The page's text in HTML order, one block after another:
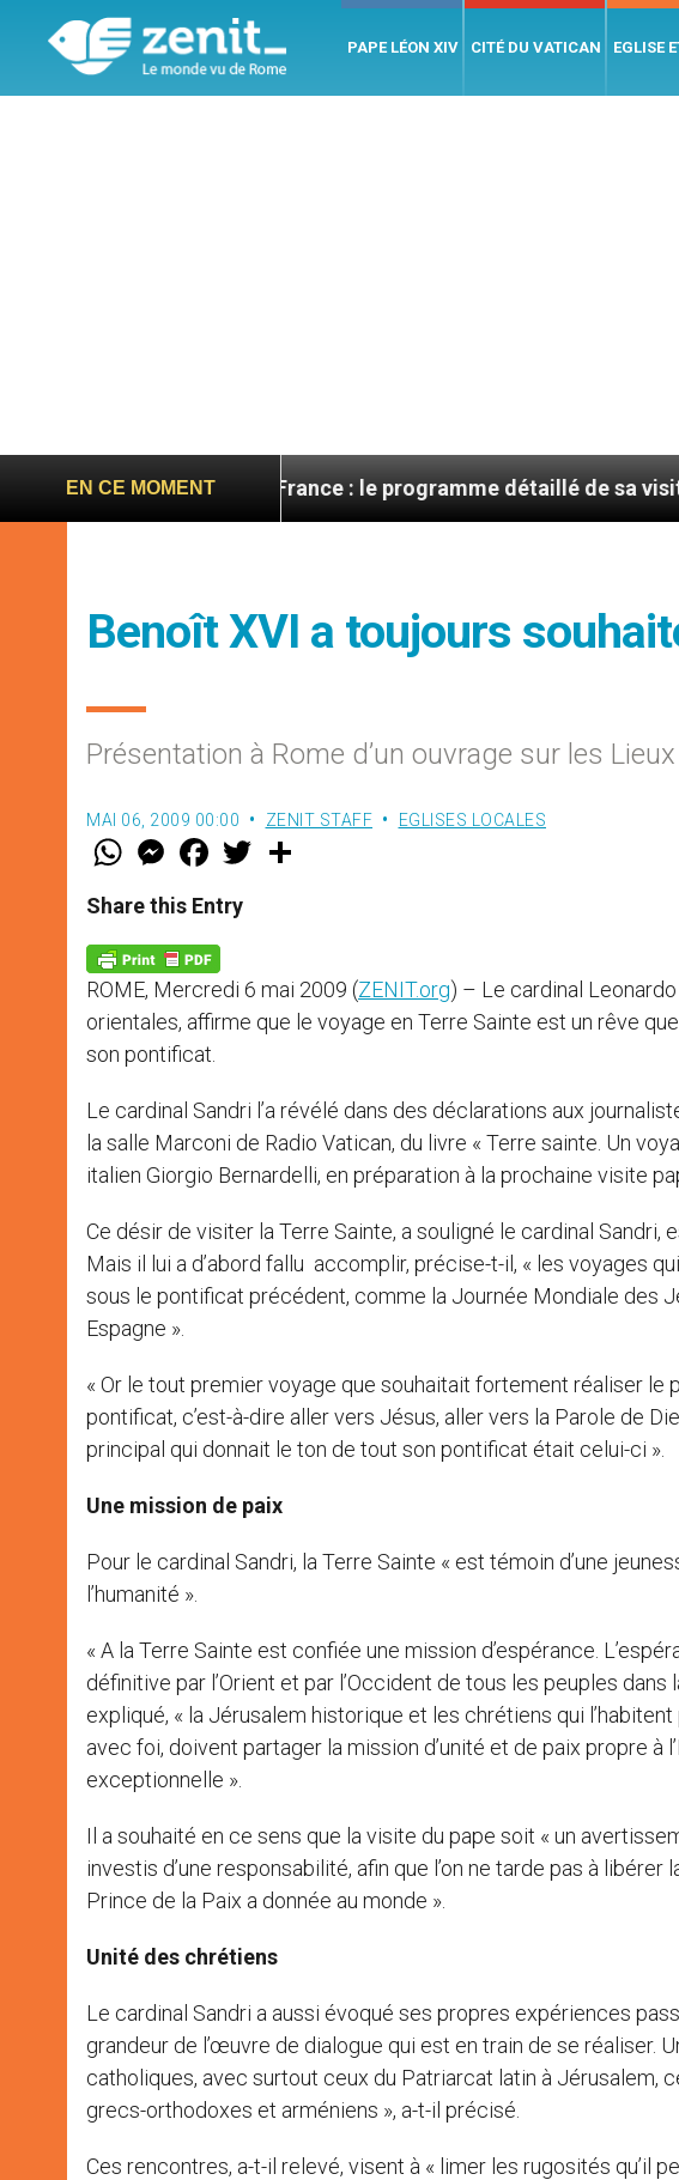
PAPE LÉON XIV CITÉ DU VATICAN EGLISE
EN CE MOMENT
Léon XIV en France : le programme détaillé de sa visite en
Benoît XVI a toujours
Présentation à Rome d’un ouvrage sur les
MAI 06, 2009 00:00 ZENIT STAFF EGLISES LOCALES
W
t
s
p
p
M
e
s
e
g
e
r
F
a
e
b
k
w
Share this Entry
ROME, Mercredi 6 mai 2009 (ZENIT.org) – Le cardinal
orientales, affirme que le voyage en Terre Sainte est un rêve
son pontificat.
Le cardinal Sandri l’a révélé dans des déclarations aux
la salle Marconi de Radio Vatican, du livre « Terre sainte. Un
italien Giorgio Bernardelli, en préparation à la prochaine visite
Ce désir de visiter la Terre Sainte, a souligné le cardinal Sandri,
Mais il lui a d’abord fallu accomplir, précise-t-il, « les voyages
sous le pontificat précédent, comme la Journée Mondiale des
Espagne ».
« Or le tout premier voyage que souhaitait fortement réaliser le
pontificat, c’est-à-dire aller vers Jésus, aller vers la Parole de
principal qui donnait le ton de tout son pontificat était celui-ci ».
Une mission de paix
Pour le cardinal Sandri, la Terre Sainte « est témoin d’une
l’humanité ».
« A la Terre Sainte est confiée une mission d’espérance.
définitive par l’Orient et par l’Occident de tous les peuples dans
expliqué, « la Jérusalem historique et les chrétiens qui
avec foi, doivent partager la mission d’unité et de paix propre à
exceptionnelle ».
Il a souhaité en ce sens que la visite du pape soit « un
investis d’une responsabilité, afin que l’on ne tarde pas à
Prince de la Paix a donnée au monde ».
Unité des chrétiens
Le cardinal Sandri a aussi évoqué ses propres expériences
grandeur de l’œuvre de dialogue qui est en train de se réaliser.
catholiques, avec surtout ceux du Patriarcat latin à Jérusalem,
grecs-orthodoxes et arméniens », a-t-il précisé.
Ces rencontres, a-t-il relevé, visent à « limer les rugosités qu’il